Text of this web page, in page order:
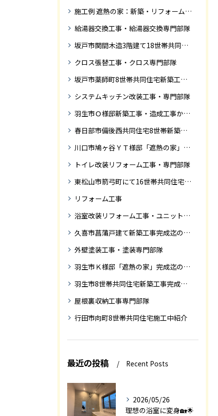
施工例 遮熱の家：新築・リフォーム ドローンにて空撮
給湯器交換工事・給湯器交換専門部隊
坂戸市関間木造3階建て18世帯共同住宅の完成迄紹介
クロス張替工事・クロス専門部隊
坂戸市薬師町8世帯共同住宅新築工事完成迄の紹介です
システムキッチン改装工事・専門部隊
羽生市Ｏ様邸新築工事・造成工事から住宅完成までの紹介
春日部市備後西共同住宅8世帯新築工事完成迄の紹介です。
川口市鳩ヶ谷ＹＴ様邸「遮熱の家」工事状況
トイレ改装リフォーム工事・専門部隊
東松山市箭弓町にて16世帯共同住宅新築工事完成迄の紹介です。
リフォーム工事
浴室改装リフォーム工事・ユニットバス専門部隊
久喜市菖蒲戸建て新築工事完成迄の紹介
外壁塗装工事・塗装専門部隊
羽生市Ｋ様邸「遮熱の家」完成迄の紹介です
羽生市8世帯共同住宅新築工事完成迄の紹介
屋根裏収納工事専門部隊
行田市向町8世帯共同住宅施工中紹介
最近の投稿 Recent Posts
2026/05/26
理想の浴室に変身🏡🌟